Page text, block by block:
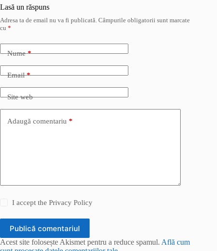
Lasă un răspuns
Adresa ta de email nu va fi publicată. Câmpurile obligatorii sunt marcate
cu *
Nume*
Email*
Site web
Adaugă comentariu *
I accept thePrivacy Policy
Publică comentariul
Acest site folosește Akismet pentru a reduce spamul. Află cum